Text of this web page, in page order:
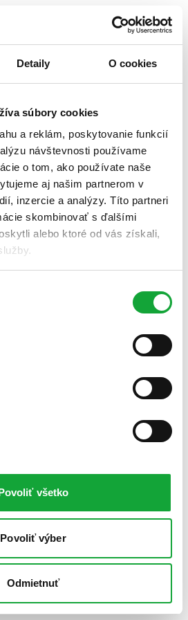
Detaily O cookies
súbory cookies
a reklám, poskytovanie funkcií
návštevnosti používame
o tom, ako používate naše
aj našim partnerom v
inzercie a analýzy. Títo partneri
skombinovať s ďalšími
alebo ktoré od vás získali,
všetko
Povoliť výber
Odmietnuť